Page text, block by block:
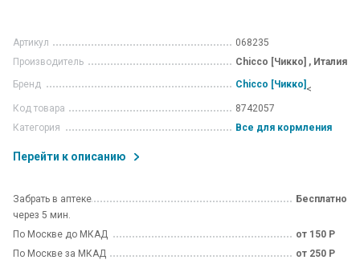
Артикул
068235
Производитель
Chicco [Чикко] , Италия
Бренд
Chicco [Чикко] <
Код товара
8742057
Категория
Все для кормления
Перейти к описанию
Забрать в аптеке
через 5 мин.
Бесплатно
По Москве до МКАД
от 150 Р
По Москве за МКАД
от 250 Р